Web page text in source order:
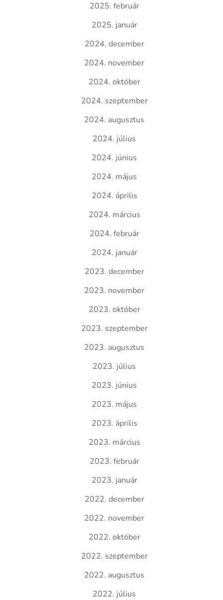
2025. február
2025. január
2024. december
2024. november
2024. október
2024. szeptember
2024. augusztus
2024. július
2024. június
2024. május
2024. április
2024. március
2024. február
2024. január
2023. december
2023. november
2023. október
2023. szeptember
2023. augusztus
2023. július
2023. június
2023. május
2023. április
2023. március
2023. február
2023. január
2022. december
2022. november
2022. október
2022. szeptember
2022. augusztus
2022. július